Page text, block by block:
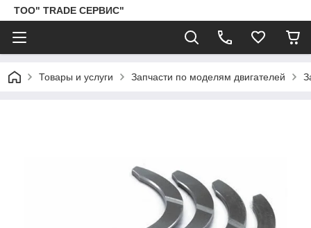
ТОО" TRADE СЕРВИС"
Товары и услуги Запчасти по моделям двигателей